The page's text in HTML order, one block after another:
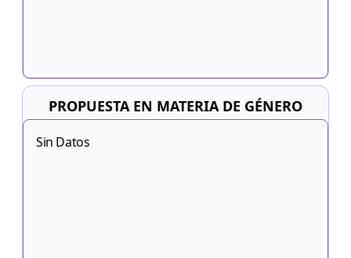
PROPUESTA EN MATERIA DE GÉNERO
Sin Datos